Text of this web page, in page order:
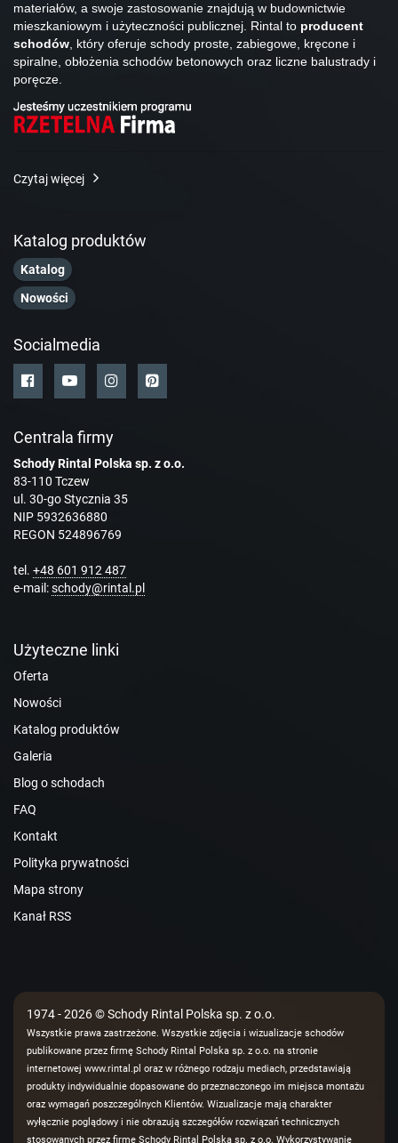
materiałów, a swoje zastosowanie znajdują w budownictwie
mieszkaniowym i użyteczności publicznej. Rintal to producent
schodów, który oferuje schody proste, zabiegowe, kręcone i
spiralne, obłożenia schodów betonowych oraz liczne balustrady i
poręcze.
Czytaj więcej
Katalog produktów
Katalog
Nowości
Socialmedia
Centrala firmy
Schody Rintal Polska sp. z o.o.
83-110 Tczew
ul. 30-go Stycznia 35
NIP 5932636880
REGON 524896769
tel. +48 601 912 487
e-mail:schody@rintal.pl
Użyteczne linki
Oferta
Nowości
Katalog produktów
Galeria
Blog o schodach
FAQ
Kontakt
Polityka prywatności
Mapa strony
Kanał RSS
1974 - 2026 © Schody Rintal Polska sp. z o.o.
Wszystkie prawa zastrzeżone. Wszystkie zdjęcia i wizualizacje schodów
publikowane przez firmę Schody Rintal Polska sp. z o.o. na stronie
internetowej www.rintal.pl oraz w różnego rodzaju mediach, przedstawiają
produkty indywidualnie dopasowane do przeznaczonego im miejsca montażu
oraz wymagań poszczególnych Klientów. Wizualizacje mają charakter
wyłącznie poglądowy i nie obrazują szczegółów rozwiązań technicznych
stosowanych przez firmę Schody Rintal Polska sp. z o.o. Wykorzystywanie